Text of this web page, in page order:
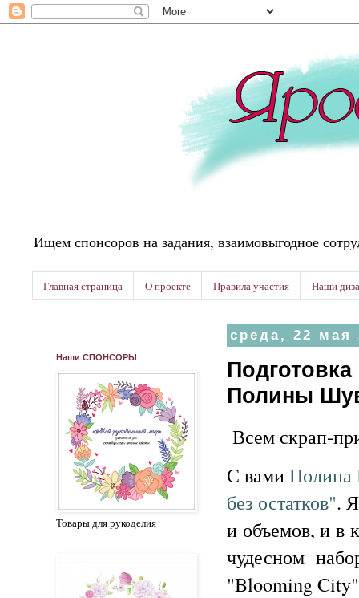
Ищем спонсоров на задания, взаимовыгодное
Главная страница О проекте Правила участия Наши
среда, 22 мая
Полины
Всем скрап-
С вамиПолина
без остатков".
и объемов, и в
чудесном
"Blooming
Наши СПОНСОРЫ
Товары для рукоделия